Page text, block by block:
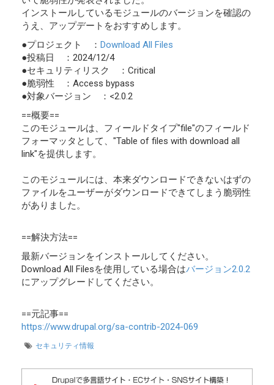
インストールしているモジュールのバージョンを確認の
うえ、アップデートをおすすめします。
●プロジェクト ： Download All Files
●投稿日 ：2024/12/4
●セキュリティリスク ：Critical
●脆弱性 ：Access bypass
●対象バージョン ：<2.0.2
==概要==
このモジュールは、フィールドタイプ"file"のフィールド
フォーマッタとして、"Table of files with download all
link"を提供します。
このモジュールには、本来ダウンロードできないはずの
ファイルをユーザーがダウンロードできてしまう脆弱性
がありました。
==解決方法==
最新バージョンをインストールしてください。
Download All Filesを使用している場合はバージョン2.0.2
にアップグレードしてください。
==元記事==
https://www.drupal.org/sa-contrib-2024-069
セキュリティ情報